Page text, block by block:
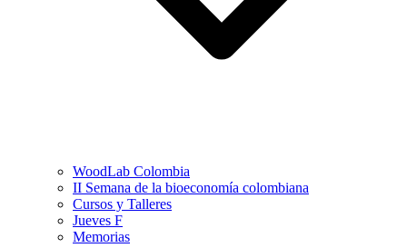
WoodLab Colombia
II Semana de la bioeconomía colombiana
Cursos y Talleres
Jueves F
Memorias